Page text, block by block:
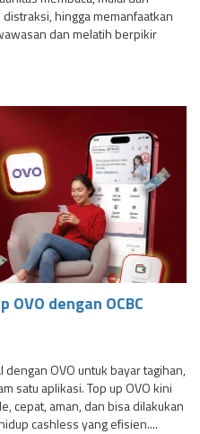
hingga memanfaatkan
dan melatih berpikir
dengan OCBC
OVO untuk bayar tagihan,
satu aplikasi. Top up OVO kini
cepat, aman, dan bisa dilakukan
cashless yang efisien....